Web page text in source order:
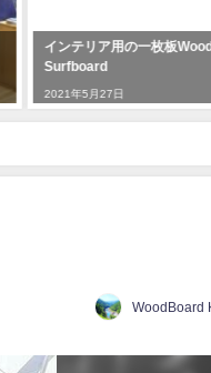
インテリア用の一枚板
Surfboard
2021年5月27日
WoodBoard